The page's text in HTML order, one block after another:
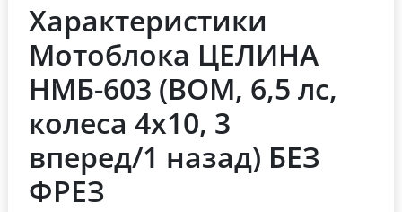
Характеристики
Мотоблока ЦЕЛИНА
НМБ-603 (ВОМ, 6,5 лс,
колеса 4х10, 3
вперед/1 назад) БЕЗ
ФРЕЗ